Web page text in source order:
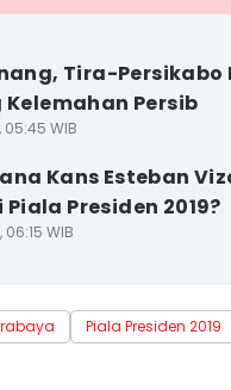
Tira-
Persib
05:45 WIB
Kans Esteban
Piala Presiden 2019?
06:15 WIB
Piala Presiden 2019